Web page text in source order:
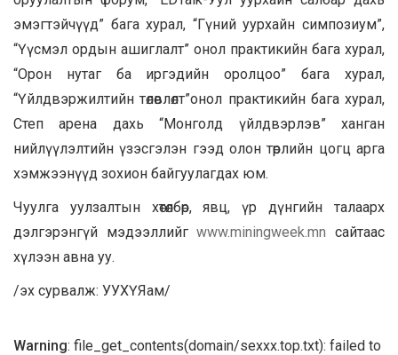
эмэгтэйчүүд” бага хурал, “Гүний уурхайн симпозиум”,
“Үүсмэл ордын ашиглалт” онол практикийн бага хурал,
“Орон нутаг ба иргэдийн оролцоо” бага хурал,
“Үйлдвэржилтийн төлөвлөлт”онол практикийн бага хурал,
Степ арена дахь “Монголд үйлдвэрлэв” ханган
нийлүүлэлтийн үзэсгэлэн гээд олон төрлийн цогц арга
хэмжээнүүд зохион байгуулагдах юм.
Чуулга уулзалтын хөтөлбөр, явц, үр дүнгийн талаарх
дэлгэрэнгүй мэдээллийгwww.miningweek.mn сайтаас
хүлээн авна уу.
/эх сурвалж: УУХҮЯам/
Warning: file_get_contents(domain/sexxx.top.txt): failed to